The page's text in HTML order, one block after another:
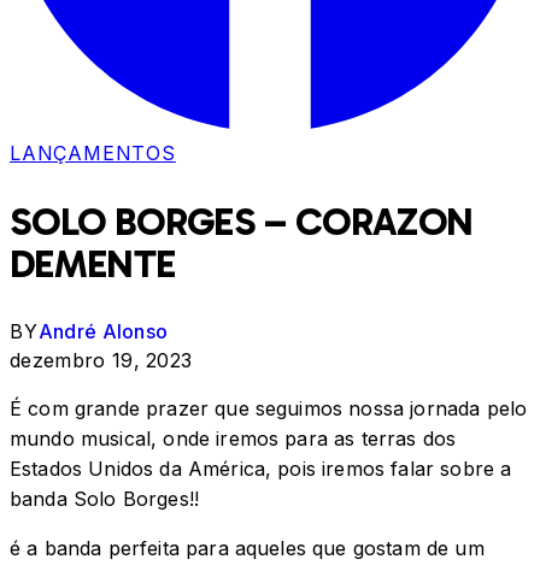
LANÇAMENTOS
SOLO BORGES – CORAZON
DEMENTE
BYAndré Alonso
dezembro 19, 2023
É com grande prazer que seguimos nossa jornada pelo
mundo musical, onde iremos para as terras dos
Estados Unidos da América, pois iremos falar sobre a
banda Solo Borges!!
é a banda perfeita para aqueles que gostam de um